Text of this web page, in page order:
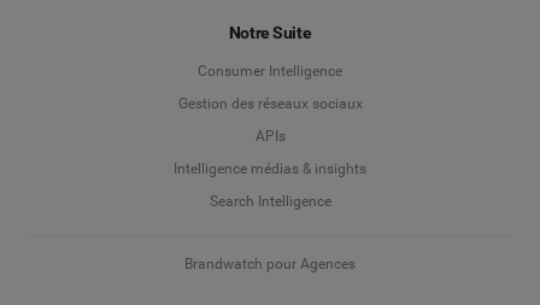
Notre Suite
Consumer Intelligence
Gestion des réseaux sociaux
APIs
Intelligence médias & insights
Search Intelligence
Brandwatch pour Agences